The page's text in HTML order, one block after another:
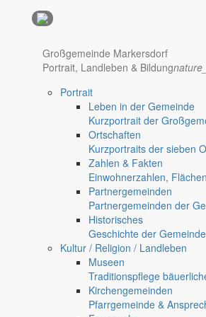
Hotel Nürnberg
anzeigen@gemeinde-
Großgemeinde Markersdorf
Portrait, Landleben & Bildung
Portrait
Leben in der Gemeinde
Kurzportrait der
Ortschaften
Kurzportraits der sieben
Zahlen & Fakten
Einwohnerzahlen,
Partnergemeinden
Partnergemeinden der
Historisches
Geschichte der
Kultur / Religion / Landleben
Museen
Traditionspflege
Kirchengemeinden
Pfarrgemeinde &
Paulsdorf